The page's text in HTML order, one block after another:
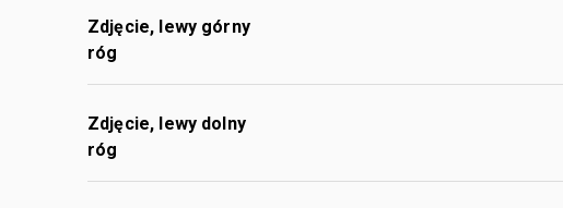
Zdjęcie, lewy górny
róg
Zdjęcie, lewy dolny
róg